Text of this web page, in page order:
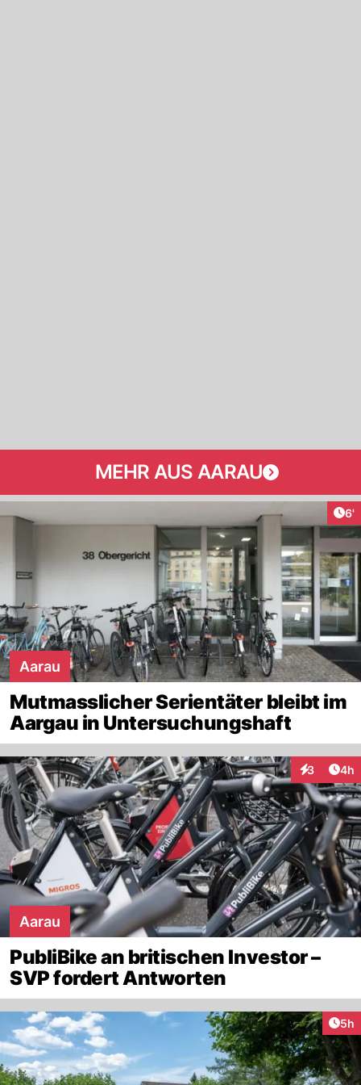
MEHR AUS AARAU
6'
Aarau
Mutmasslicher Serientäter bleibt im
Aargau in Untersuchungshaft
3 4h
Aarau
PubliBike an britischen Investor –
SVP fordert Antworten
5h